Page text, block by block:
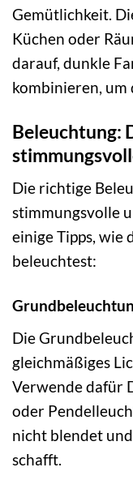
Gemütlichkeit.
Küchen oder
darauf, dunkle
kombinieren, um
Beleuchtung:
Die richtige
stimmungsvolle
einige Tipps, wie
beleuchtest:
Die
gleichmäßiges
Verwende dafür
oder
nicht blendet
schafft.